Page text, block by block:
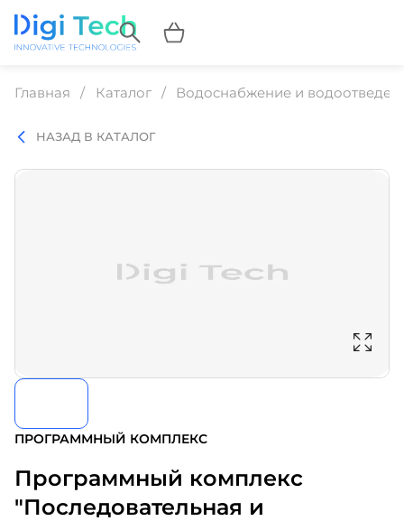
Главная Каталог Водоснабжение и
НАЗАД В КАТАЛОГ
ПРОГРАММНЫЙ КОМПЛЕКС
Программный комплекс
"Последовательная и